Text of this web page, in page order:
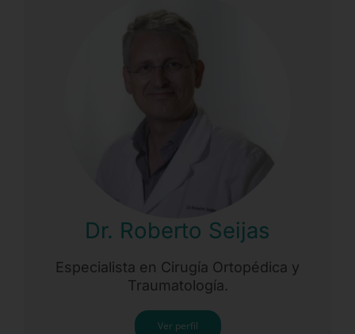
Dr. Roberto Seijas
Especialista en Cirugía Ortopédica y
Traumatología.
Ver perfil